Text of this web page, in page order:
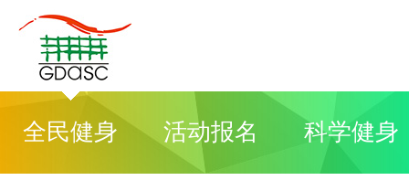
全民健身 活动报名 科学健身